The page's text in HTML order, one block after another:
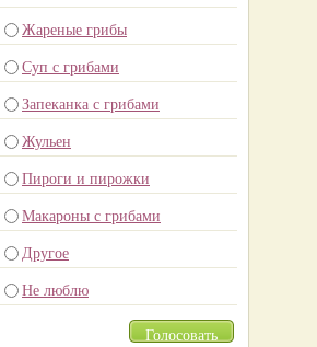
Жареные грибы
Суп с грибами
Запеканка с грибами
Жульен
Пироги и пирожки
Макароны с грибами
Другое
Не люблю
Голосовать